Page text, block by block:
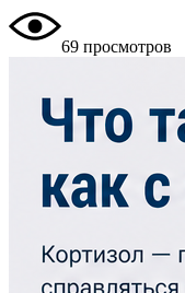
69 просмотров